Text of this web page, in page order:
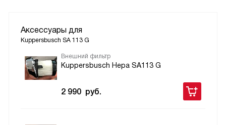
Аксессуары для
Kuppersbusch SA 113 G
Внешний фильтр
Kuppersbusch Hepa SA113 G
2 990 руб.